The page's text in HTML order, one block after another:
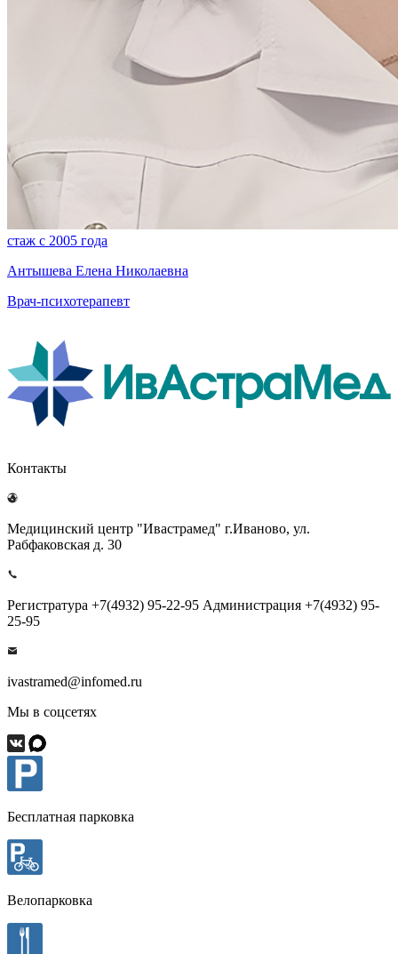
стаж с 2005 года
Антышева Елена Николаевна
Врач-психотерапевт
Контакты
Медицинский центр "Ивастрамед" г.Иваново, ул.
Рабфаковская д. 30
Регистратура +7(4932) 95-22-95 Администрация +7(4932) 95-
25-95
ivastramed@infomed.ru
Мы в соцсетях
Бесплатная парковка
Велопарковка